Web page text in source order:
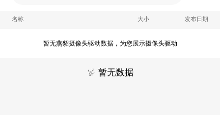
名称 大小 发布日期
暂无燕貂摄像头驱动数据，为您展示摄像头驱动
暂无数据